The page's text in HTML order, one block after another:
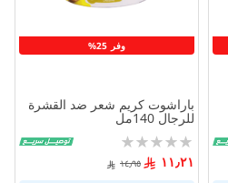
وفر 25%
باراشوت كريم شعر ضد القشرة
للرجال 140مل
Rating:
0%
١١٫٢١ ١٤٫٩٥